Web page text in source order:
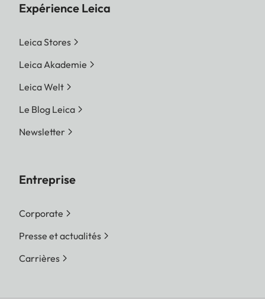
Expérience Leica
Leica Stores
Leica Akademie
Leica Welt
Le Blog Leica
Newsletter
Entreprise
Corporate
Presse et actualités
Carrières